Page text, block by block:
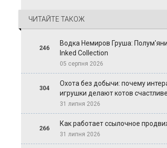
ЧИТАЙТЕ ТАКОЖ
246
Водка Немиров Груша:
Inked Collection
05 серпня 2026
304
Охота без добычи: почему
игрушки делают котов
31 липня 2026
266
Как работает ссылочное
31 липня 2026